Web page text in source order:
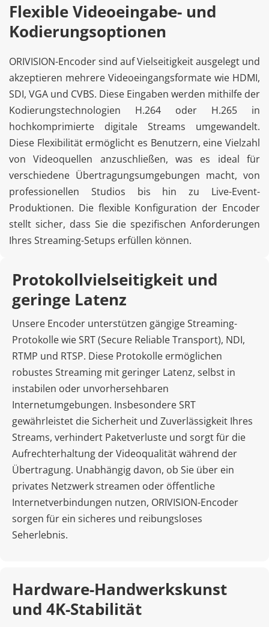
Flexible Videoeingabe- und
Kodierungsoptionen
ORIVISION-Encoder sind auf Vielseitigkeit ausgelegt und
akzeptieren mehrere Videoeingangsformate wie HDMI,
SDI, VGA und CVBS. Diese Eingaben werden mithilfe der
Kodierungstechnologien H.264 oder H.265 in
hochkomprimierte digitale Streams umgewandelt.
Diese Flexibilität ermöglicht es Benutzern, eine Vielzahl
von Videoquellen anzuschließen, was es ideal für
verschiedene Übertragungsumgebungen macht, von
professionellen Studios bis hin zu Live-Event-
Produktionen. Die flexible Konfiguration der Encoder
stellt sicher, dass Sie die spezifischen Anforderungen
Ihres Streaming-Setups erfüllen können.
Protokollvielseitigkeit und
geringe Latenz
Unsere Encoder unterstützen gängige Streaming-
Protokolle wie SRT (Secure Reliable Transport), NDI,
RTMP und RTSP. Diese Protokolle ermöglichen
robustes Streaming mit geringer Latenz, selbst in
instabilen oder unvorhersehbaren
Internetumgebungen. Insbesondere SRT
gewährleistet die Sicherheit und Zuverlässigkeit Ihres
Streams, verhindert Paketverluste und sorgt für die
Aufrechterhaltung der Videoqualität während der
Übertragung. Unabhängig davon, ob Sie über ein
privates Netzwerk streamen oder öffentliche
Internetverbindungen nutzen, ORIVISION-Encoder
sorgen für ein sicheres und reibungsloses
Seherlebnis.
Hardware-Handwerkskunst
und 4K-Stabilität